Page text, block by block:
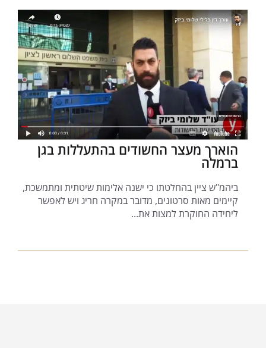
הוארך מעצר החשודים בהתעללות בגן
ברמלה
ביהמ"ש ציין בהחלטתו כי ישנה אלימות שיטתית ומתמשכת,
קיימים מאות סרטונים, מדובר במקרה חריג ויש לאפשר
ליחידה החוקרת למצות את...